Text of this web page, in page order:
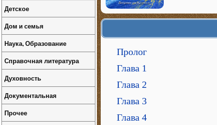
Пролог
Глава 1
Глава 2
Глава 3
Глава 4
Детское
Дом и семья
Наука, Образование
Справочная литература
Духовность
Документальная
Прочее